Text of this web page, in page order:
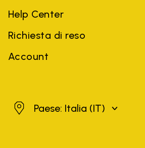
Help Center
Richiesta di reso
Account
Italia Paese: Italia (IT)